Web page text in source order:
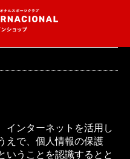
インターネットを活用し
えで、個人情報の保護
いうことを認識するとと